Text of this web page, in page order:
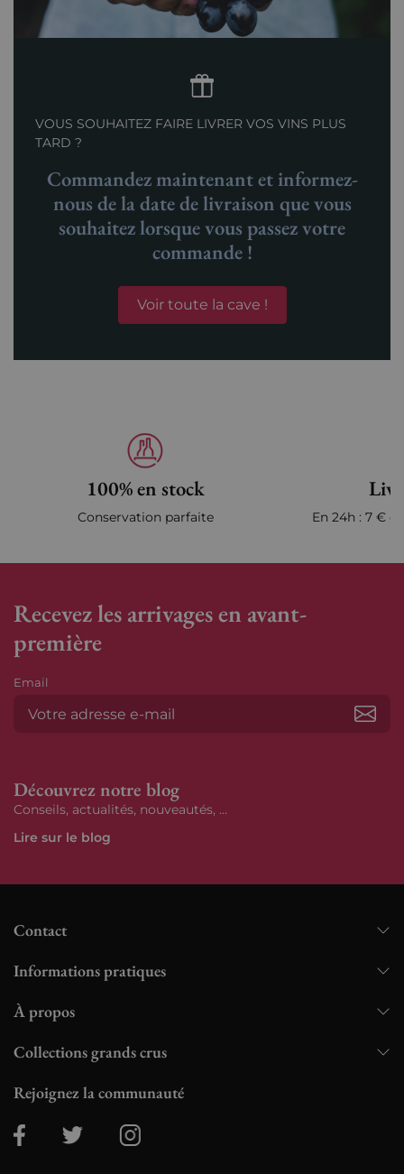
VOUS SOUHAITEZ FAIRE LIVRER VOS VINS PLUS
TARD ?
Commandez maintenant et informez-
nous de la date de livraison que vous
souhaitez lorsque vous passez votre
commande !
Voir toute la cave !
100% en stock
Conservation parfaite En 24h : 7 €
Recevez les arrivages en avant-
première
Email
Découvrez notre blog
Conseils, actualités, nouveautés, ...
Lire sur le blog
Contact
Informations pratiques
À propos
Collections grands crus
Rejoignez la communauté